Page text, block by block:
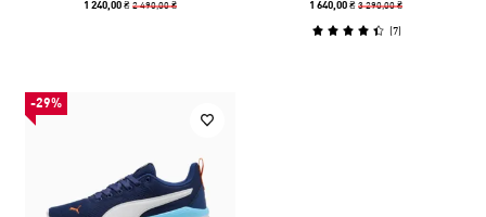
1 240,00 ₴2 490,00 ₴ 1 640,00 ₴3 290,00 ₴
(7)
-29%